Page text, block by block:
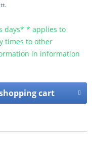
days* * applies to
times to other
in information
cart